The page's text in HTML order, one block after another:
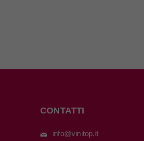
CONTATTI
info@vinitop.it